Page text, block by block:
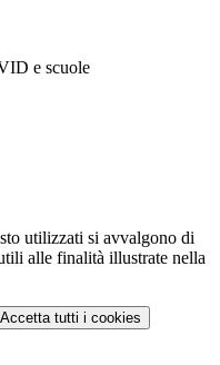
e scuole
utilizzati si avvalgono di
alle finalità illustrate nella
Accetta tutti i cookies